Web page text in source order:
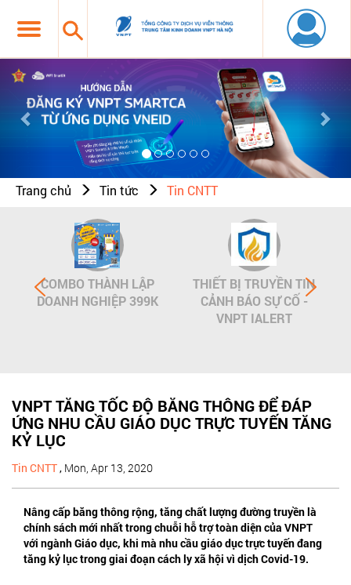
Previous
Trang chủ Tin tức Tin CNTT
COMBO THÀNH LẬP
DOANH NGHIỆP 399K
THIẾT BỊ TRUYỀN TIN
CẢNH BÁO SỰ CỐ -
VNPT IALERT
VNPT TĂNG TỐC ĐỘ BĂNG THÔNG ĐỂ ĐÁP
ỨNG NHU CẦU GIÁO DỤC TRỰC TUYẾN TĂNG
KỶ LỤC
Tin CNTT, Mon, Apr 13, 2020
Nâng cấp băng thông rộng, tăng chất lượng đường truyền là
chính sách mới nhất trong chuỗi hỗ trợ toàn diện của VNPT
với ngành Giáo dục, khi mà nhu cầu giáo dục trực tuyến đang
tăng kỷ lục trong giai đoạn cách ly xã hội vì dịch Covid-19.